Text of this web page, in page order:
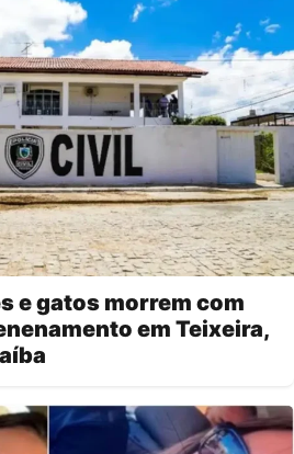
e gatos morrem com
em Teixeira,